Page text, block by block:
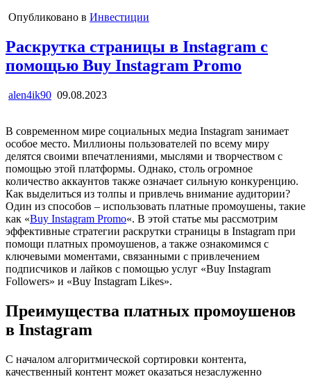
Опубликовано в Инвестиции
Раскрутка страницы в Instagram с
помощью Buy Instagram Promo
alen4ik90 09.08.2023
В современном мире социальных медиа Instagram занимает
особое место. Миллионы пользователей по всему миру
делятся своими впечатлениями, мыслями и творчеством с
помощью этой платформы. Однако, столь огромное
количество аккаунтов также означает сильную конкуренцию.
Как выделиться из толпы и привлечь внимание аудитории?
Один из способов – использовать платные промоушены, такие
как «Buy Instagram Promo«. В этой статье мы рассмотрим
эффективные стратегии раскрутки страницы в Instagram при
помощи платных промоушенов, а также ознакомимся с
ключевыми моментами, связанными с привлечением
подписчиков и лайков с помощью услуг «Buy Instagram
Followers» и «Buy Instagram Likes».
Преимущества платных промоушенов
в Instagram
С началом алгоритмической сортировки контента,
качественный контент может оказаться незаслуженно